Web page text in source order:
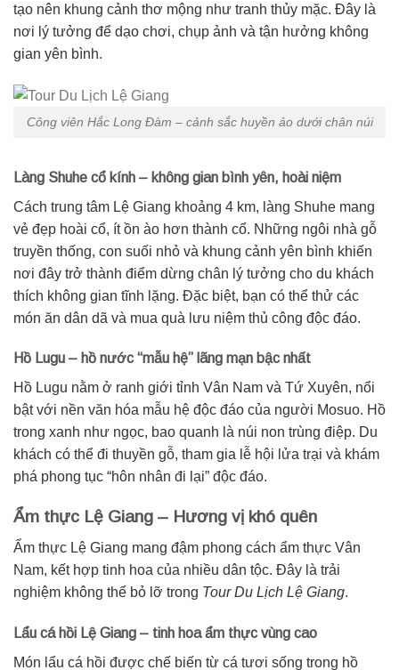
tạo nên khung cảnh thơ mộng như tranh thủy mặc. Đây là
nơi lý tưởng để dạo chơi, chụp ảnh và tận hưởng không
gian yên bình.
Công viên Hắc Long Đàm – cảnh sắc huyền ảo dưới chân núi
Làng Shuhe cổ kính – không gian bình yên, hoài niệm
Cách trung tâm Lệ Giang khoảng 4 km, làng Shuhe mang
vẻ đẹp hoài cổ, ít ồn ào hơn thành cổ. Những ngôi nhà gỗ
truyền thống, con suối nhỏ và khung cảnh yên bình khiến
nơi đây trở thành điểm dừng chân lý tưởng cho du khách
thích không gian tĩnh lặng. Đặc biệt, bạn có thể thử các
món ăn dân dã và mua quà lưu niệm thủ công độc đáo.
Hồ Lugu – hồ nước “mẫu hệ” lãng mạn bậc nhất
Hồ Lugu nằm ở ranh giới tỉnh Vân Nam và Tứ Xuyên, nổi
bật với nền văn hóa mẫu hệ độc đáo của người Mosuo. Hồ
trong xanh như ngọc, bao quanh là núi non trùng điệp. Du
khách có thể đi thuyền gỗ, tham gia lễ hội lửa trại và khám
phá phong tục “hôn nhân đi lại” độc đáo.
Ẩm thực Lệ Giang – Hương vị khó quên
Ẩm thực Lệ Giang mang đậm phong cách ẩm thực Vân
Nam, kết hợp tinh hoa của nhiều dân tộc. Đây là trải
nghiệm không thể bỏ lỡ trong Tour Du Lịch Lệ Giang.
Lẩu cá hồi Lệ Giang – tinh hoa ẩm thực vùng cao
Món lẩu cá hồi được chế biến từ cá tươi sống trong hồ